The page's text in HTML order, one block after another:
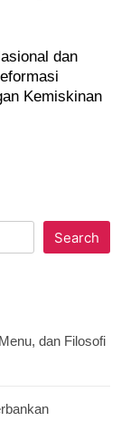
dan
Kemiskinan
Search
dan Filosofi